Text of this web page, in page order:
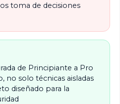
toma de decisiones
de Principiante a Pro
no solo técnicas aisladas
diseñado para la